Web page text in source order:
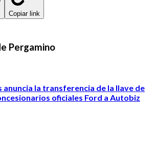
Copiar link
Pergamino
la transferencia de la llave de
oficiales Ford a Autobiz